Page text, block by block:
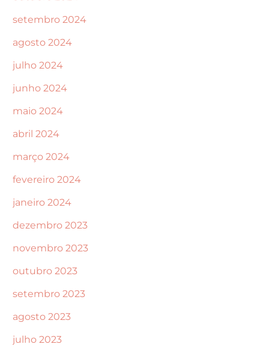
setembro 2024
agosto 2024
julho 2024
junho 2024
maio 2024
abril 2024
março 2024
fevereiro 2024
janeiro 2024
dezembro 2023
novembro 2023
outubro 2023
setembro 2023
agosto 2023
julho 2023